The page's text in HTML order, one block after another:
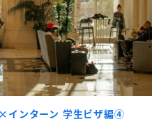
インターン 学生ビザ編④